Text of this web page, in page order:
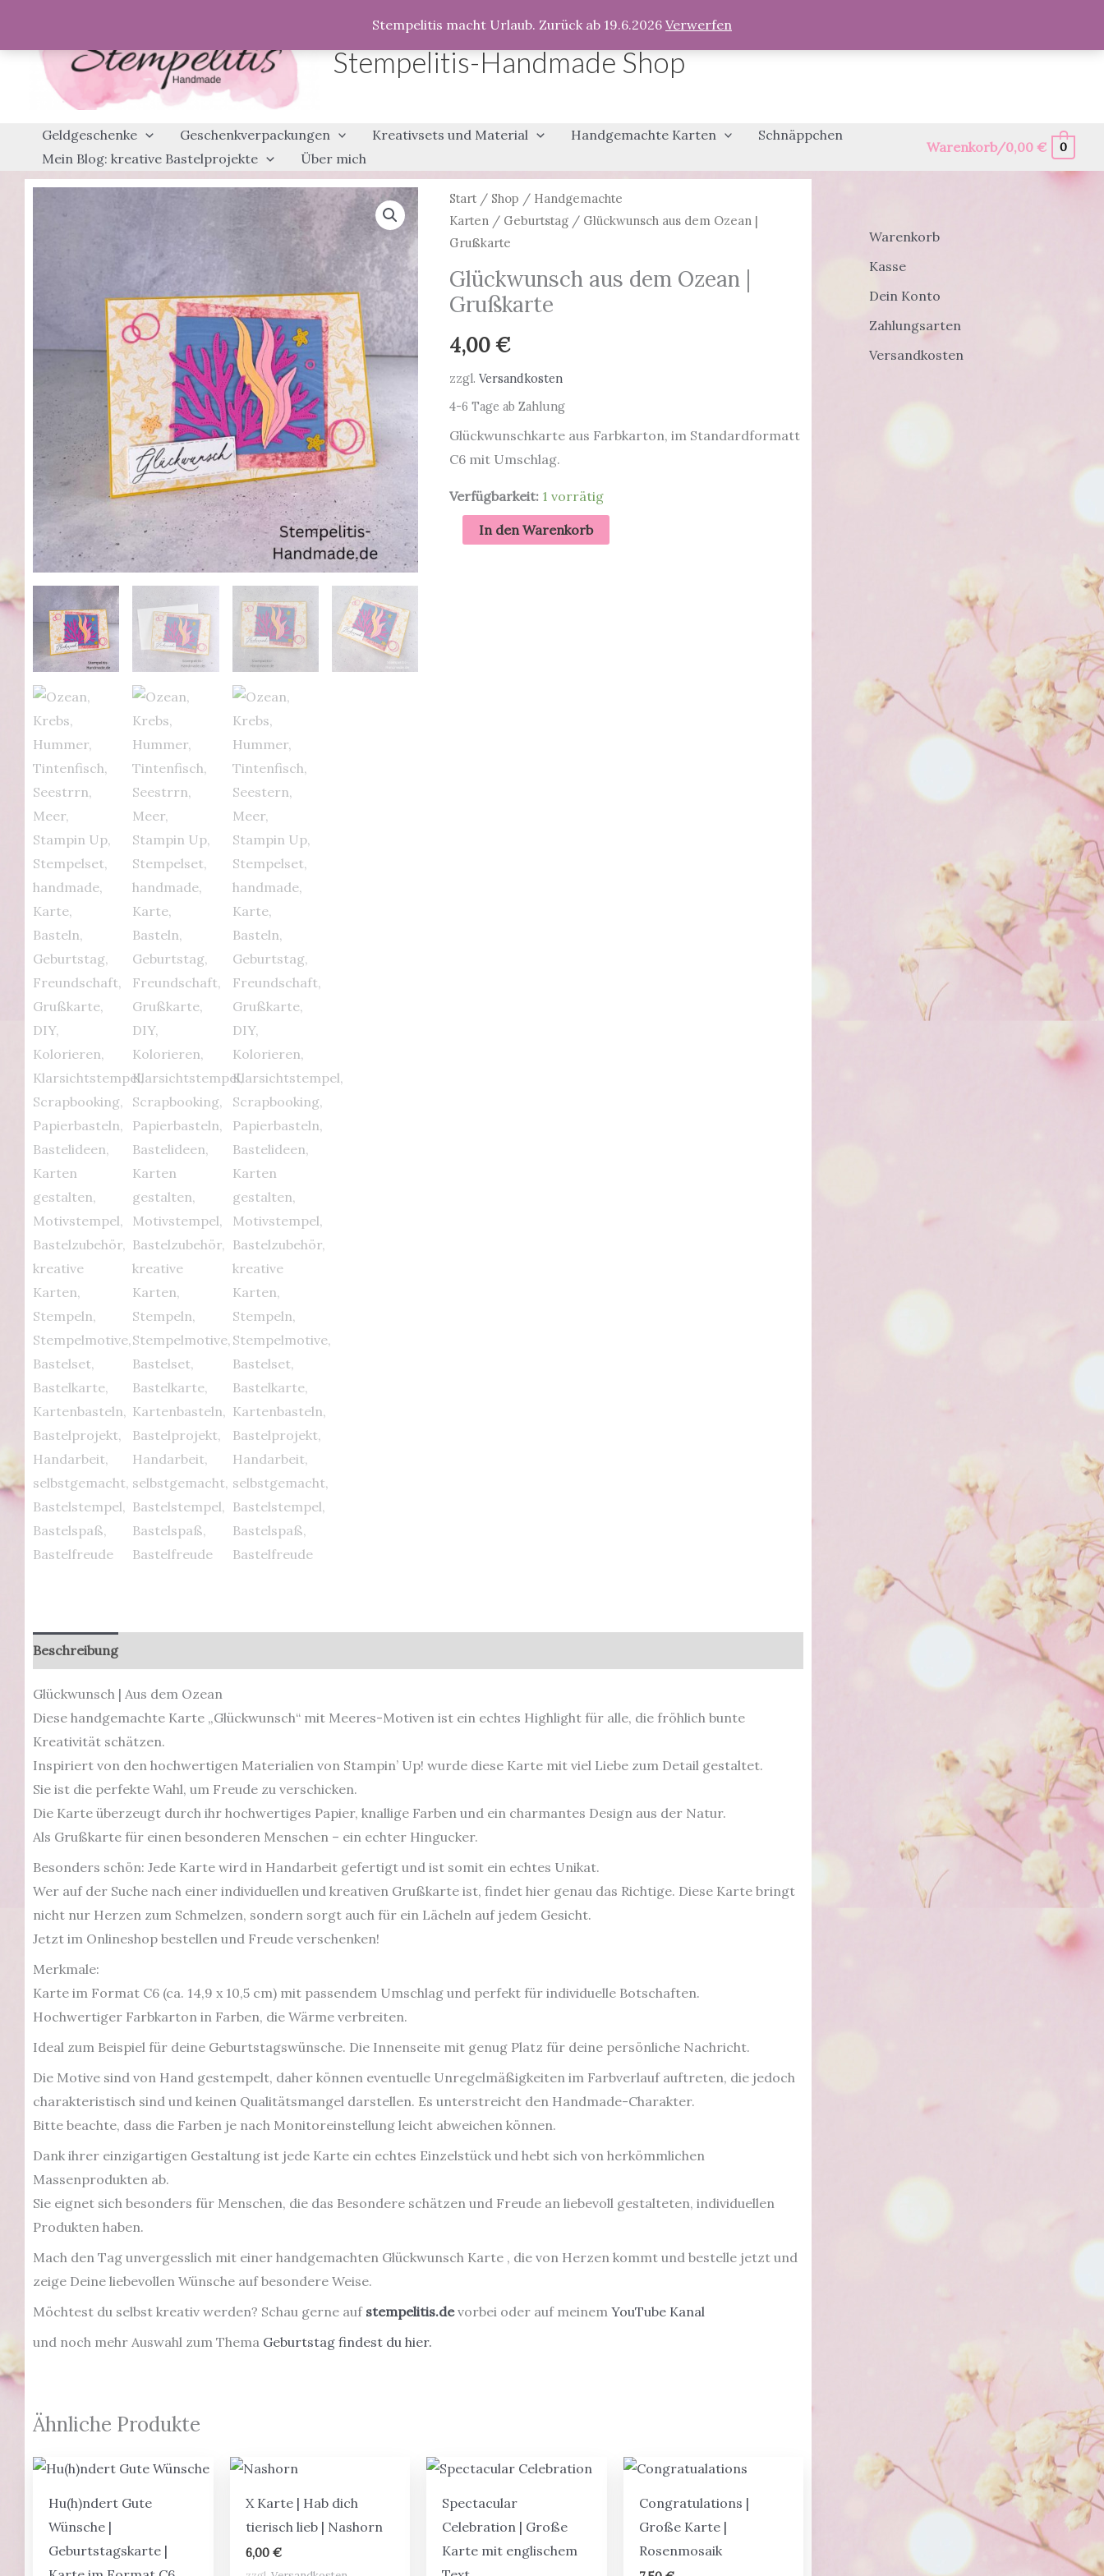
Stempelitis macht Urlaub. Zurück ab 19.6.2026 Verwerfen
springen
Stempelitis-Handmade Shop
Geldgeschenke Geschenkverpackungen Kreativsets und Material Handgemachte Karten
Schnäppchen
Mein Blog: kreative Bastelprojekte
Über mich
Warenkorb/0,00€ 0
Start/ Shop / Handgemachte
Karten/ Geburtstag/ Glückwunsch aus dem Ozean |
Grußkarte
Glückwunsch aus dem Ozean |
Grußkarte
4,00€
zzgl. Versandkosten
4-6 Tage ab Zahlung
Glückwunschkarte aus Farbkarton, im Standardformatt
C6 mit Umschlag.
Verfügbarkeit: 1 vorrätig
Glückwunsch
aus
In den Warenkorb
Beschreibung
Glückwunsch | Aus dem Ozean
Diese handgemachte Karte „Glückwunsch“ mit Meeres-Motiven ist ein echtes Highlight für alle, die fröhlich bunte
Kreativität schätzen.
Inspiriert von den hochwertigen Materialien von Stampin’ Up! wurde diese Karte mit viel Liebe zum Detail gestaltet.
Sie ist die perfekte Wahl, um Freude zu verschicken.
Die Karte überzeugt durch ihr hochwertiges Papier, knallige Farben und ein charmantes Design aus der Natur.
Als Grußkarte für einen besonderen Menschen – ein echter Hingucker.
Besonders schön: Jede Karte wird in Handarbeit gefertigt und ist somit ein echtes Unikat.
Wer auf der Suche nach einer individuellen und kreativen Grußkarte ist, findet hier genau das Richtige. Diese Karte bringt
nicht nur Herzen zum Schmelzen, sondern sorgt auch für ein Lächeln auf jedem Gesicht.
Jetzt im Onlineshop bestellen und Freude verschenken!
Merkmale:
Karte im Format C6 (ca. 14,9 x 10,5 cm) mit passendem Umschlag und perfekt für individuelle Botschaften.
Hochwertiger Farbkarton in Farben, die Wärme verbreiten.
Ideal zum Beispiel für deine Geburtstagswünsche. Die Innenseite mit genug Platz für deine persönliche Nachricht.
Die Motive sind von Hand gestempelt, daher können eventuelle Unregelmäßigkeiten im Farbverlauf auftreten, die jedoch
charakteristisch sind und keinen Qualitätsmangel darstellen. Es unterstreicht den Handmade-Charakter.
Bitte beachte, dass die Farben je nach Monitoreinstellung leicht abweichen können.
Dank ihrer einzigartigen Gestaltung ist jede Karte ein echtes Einzelstück und hebt sich von herkömmlichen
Massenprodukten ab.
Sie eignet sich besonders für Menschen, die das Besondere schätzen und Freude an liebevoll gestalteten, individuellen
Produkten haben.
Mach den Tag unvergesslich mit einer handgemachten Glückwunsch Karte , die von Herzen kommt und bestelle jetzt und
zeige Deine liebevollen Wünsche auf besondere Weise.
Möchtest du selbst kreativ werden? Schau gerne auf stempelitis.devorbei oder auf meinem YouTube Kanal
und noch mehr Auswahl zum Thema Geburtstag findest du hier.
Ähnliche Produkte
Hu(h)ndert Gute
Wünsche |
Geburtstagskarte |
X Karte | Hab dich
tierisch lieb | Nashorn
6,00 €
Spectacular
Celebration | Große
Karte mit englischem
Congratulations |
Große Karte |
Rosenmosaik
Warenkorb
Kasse
Dein Konto
Zahlungsarten
Versandkosten